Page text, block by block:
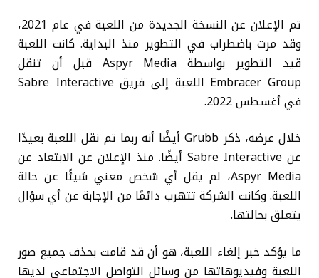
تم الإعلان عن النسخة الجديدة من اللعبة في عام 2021،
وقد مرت باضطراب في التطوير منذ البداية. كانت اللعبة
قيد التطوير بواسطة Aspyr Media قبل أن تنقل
Embracer Group اللعبة إلى فريق Sabre Interactive
في أغسطس 2022.
خلال عرضه، ذكر Grubb أيضًا أنه ربما تم نقل اللعبة بعيدًا
عن Sabre Interactive أيضًا. منذ الإعلان عن الابتعاد عن
Aspyr Media، لم يقل أي شخص معني شيئًا عن حالة
اللعبة. وكانت الشركة تتهرب دائمًا من الإجابة عن أي سؤال
يتعلق بحالتها.
ما يؤكد خبر إلغاء اللعبة، هو أن قد قامت بحذف جميع صور
اللعبة وفيديوهاتها من وسائل التواصل الاجتماعي لديها